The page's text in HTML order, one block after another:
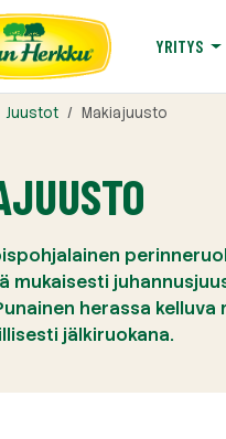
YRITYS
Juustot Makiajuusto
mukaisesti
herassa
jälkiruokana.